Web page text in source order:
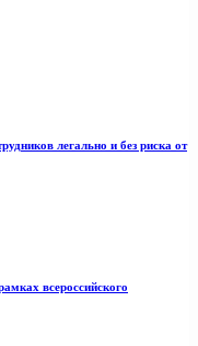
легально и без риска от
всероссийского